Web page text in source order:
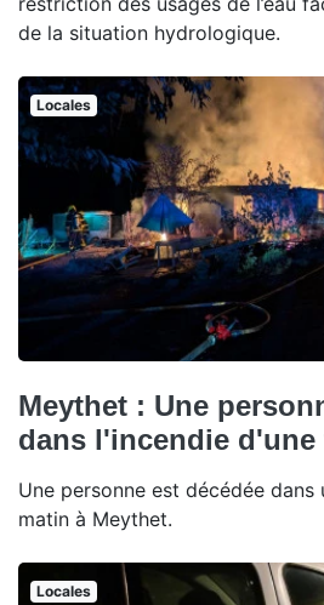
de la situation hydrologique.
Locales
Meythet : Une
dans l'incendie d'une
Une personne est décédée dans
matin à Meythet.
Locales